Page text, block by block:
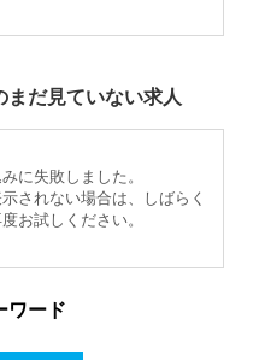
まだ見ていない求人
に失敗しました。
されない場合は、しばらく
お試しください。
ワード